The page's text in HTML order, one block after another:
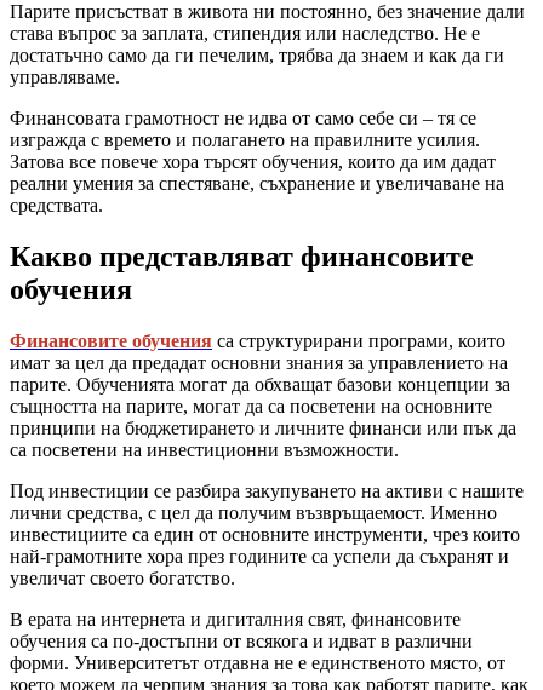
Парите присъстват в живота ни постоянно, без значение дали
става въпрос за заплата, стипендия или наследство. Не е
достатъчно само да ги печелим, трябва да знаем и как да ги
управляваме.
Финансовата грамотност не идва от само себе си – тя се
изгражда с времето и полагането на правилните усилия.
Затова все повече хора търсят обучения, които да им дадат
реални умения за спестяване, съхранение и увеличаване на
средствата.
Какво представляват финансовите
обучения
Финансовите обучения са структурирани програми, които
имат за цел да предадат основни знания за управлението на
парите. Обученията могат да обхващат базови концепции за
същността на парите, могат да са посветени на основните
принципи на бюджетирането и личните финанси или пък да
са посветени на инвестиционни възможности.
Под инвестиции се разбира закупуването на активи с нашите
лични средства, с цел да получим възвръщаемост. Именно
инвестициите са един от основните инструменти, чрез които
най-грамотните хора през годините са успели да съхранят и
увеличат своето богатство.
В ерата на интернета и дигиталния свят, финансовите
обучения са по-достъпни от всякога и идват в различни
форми. Университетът отдавна не е единственото място, от
което можем да черпим знания за това как работят парите, как